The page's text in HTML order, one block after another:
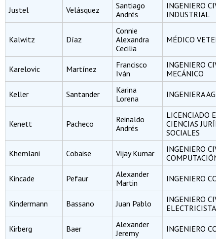
Justel Velásquez
Santiago
Andrés
INGENIERO
INDUSTRIAL
Kalwitz Díaz
Connie
Alexandra
Cecilia
MÉDICO
Karelovic Martínez
Francisco
Iván
INGENIERO
MECÁNICO
Keller Santander
Karina
Lorena
INGENIERA
Kenett Pacheco
Reinaldo
Andrés
LICENCIADO EN
CIENCIAS
SOCIALES
Khemlani Cobaise Vijay Kumar
INGENIERO
COMPUTACIÓN
Kincade Pefaur
Alexander
Martin
INGENIERO
Kindermann Bassano Juan Pablo
INGENIERO
ELECTRICISTA
Kirberg Baer
Alexander
Jeremy
INGENIERO